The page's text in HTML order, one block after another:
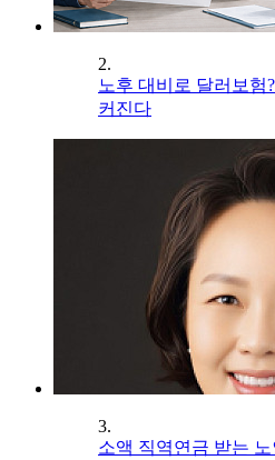
2.
노후 대비로 달러보험
커진다
3.
소액 직역연금 받는